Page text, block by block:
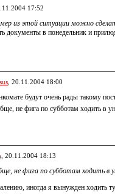
17:52
из этой ситуации можно
документы в понедельник и
, 20.11.2004 18:00
будут очень рады такому
не фига по субботам ходить в
, 20.11.2004 18:13
не фига по субботам ходить в
иногда я вынужден ходить